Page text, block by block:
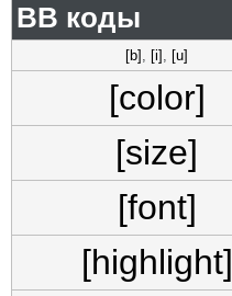
BB коды
[b] , [i] , [u]
[color]
[size]
[font]
[highlight]